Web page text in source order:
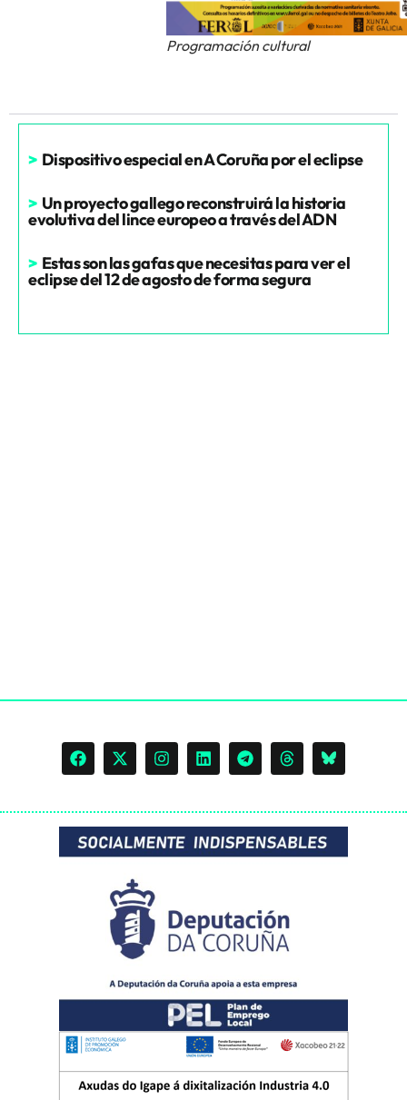
Programación cultural
> Dispositivo especial en A Coruña por el eclipse
> Un proyecto gallego reconstruirá la historia
evolutiva del lince europeo a través del ADN
> Estas son las gafas que necesitas para ver el
eclipse del 12 de agosto de forma segura